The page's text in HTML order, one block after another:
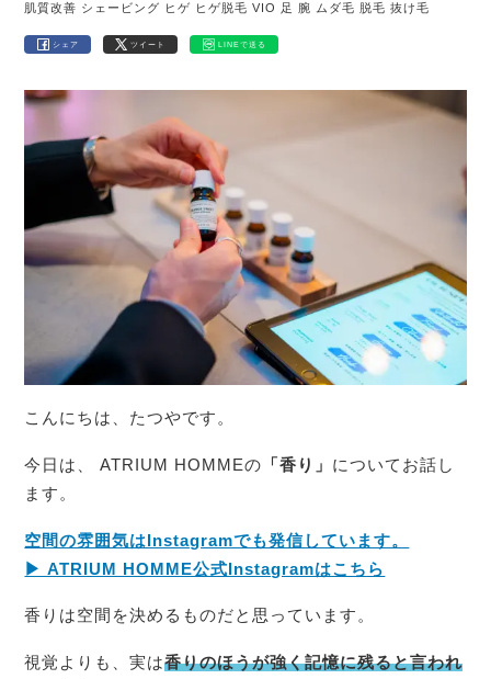
肌質改善 シェービング ヒゲ ヒゲ脱毛 VIO 足 腕 ムダ毛 脱毛 抜け毛
シェア ツイート LINEで送る
こんにちは、たつやです。
今日は、 ATRIUM HOMMEの 「香り」 についてお話し
ます。
空間の雰囲気はInstagramでも発信しています。
▶︎ ATRIUM HOMME公式Instagramはこちら
香りは空間を決めるものだと思っています。
視覚よりも、実は香りのほうが強く記憶に残ると言われ